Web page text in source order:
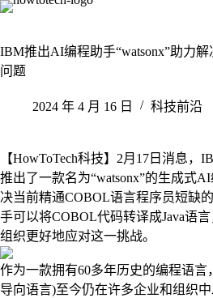
跳
内
容
IBM推出AI编程助手“watsonx”助力
问题
2024 年 4 月 16 日 科技前沿
【HowToTech科技】2月17日消息，
推出了一款名为“watsonx”的生成式
决当前精通COBOL语言程序员短缺
手可以将COBOL代码转译成Java语
组织更好地应对这一挑战。
作为一款拥有60多年历史的编程语言
导向语言)至今仍在许多企业和组织中